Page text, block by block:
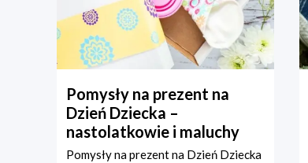
Pomysły na prezent na
Dzień Dziecka –
nastolatkowie i maluchy
Pomysły na prezent na Dzień Dziecka